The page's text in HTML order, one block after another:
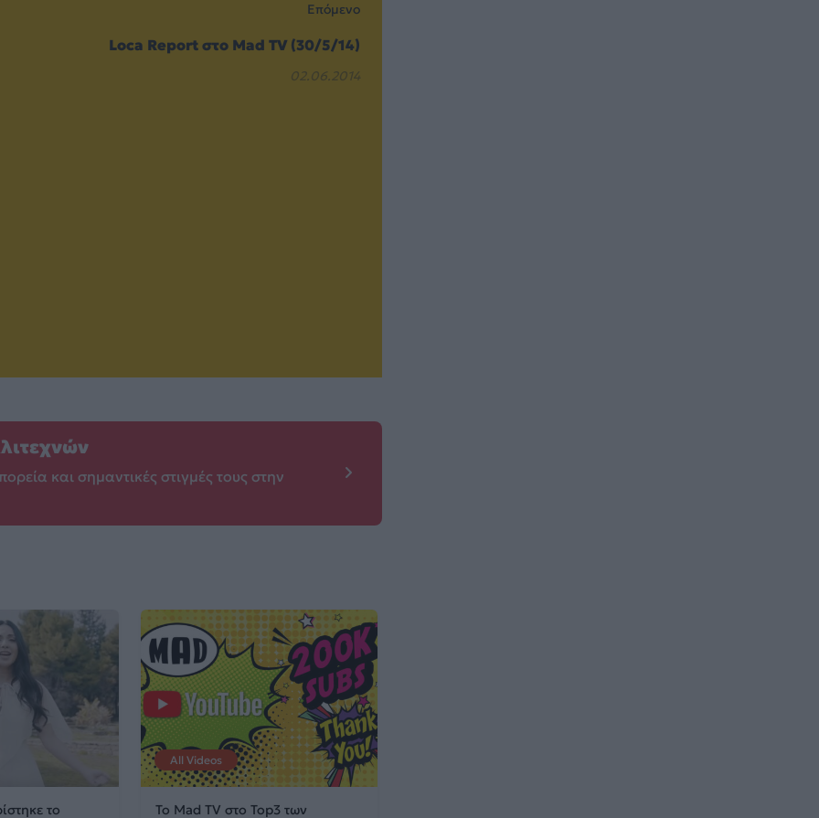
Επόμενο
Loca Report στο Μad TV (30/5/14)
02.06.2014
και σημαντικές στιγμές τους στην
το
All Videos
Το Mad TV στο Top3 των